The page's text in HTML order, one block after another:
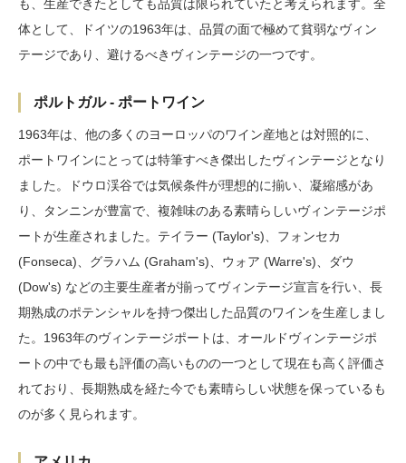
も、生産できたとしても品質は限られていたと考えられます。全
体として、ドイツの1963年は、品質の面で極めて貧弱なヴィン
テージであり、避けるべきヴィンテージの一つです。
ポルトガル - ポートワイン
1963年は、他の多くのヨーロッパのワイン産地とは対照的に、
ポートワインにとっては特筆すべき傑出したヴィンテージとなり
ました。ドウロ渓谷では気候条件が理想的に揃い、凝縮感があ
り、タンニンが豊富で、複雑味のある素晴らしいヴィンテージポ
ートが生産されました。テイラー (Taylor's)、フォンセカ
(Fonseca)、グラハム (Graham's)、ウォア (Warre's)、ダウ
(Dow's) などの主要生産者が揃ってヴィンテージ宣言を行い、長
期熟成のポテンシャルを持つ傑出した品質のワインを生産しまし
た。1963年のヴィンテージポートは、オールドヴィンテージポ
ートの中でも最も評価の高いものの一つとして現在も高く評価さ
れており、長期熟成を経た今でも素晴らしい状態を保っているも
のが多く見られます。